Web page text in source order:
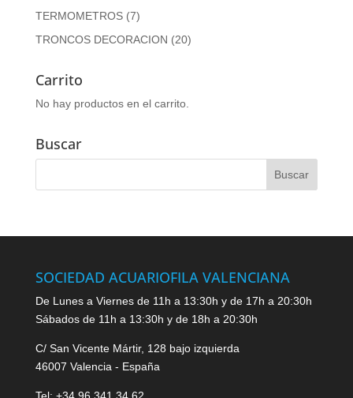
TERMOMETROS (7)
TRONCOS DECORACION (20)
Carrito
No hay productos en el carrito.
Buscar
SOCIEDAD ACUARIOFILA VALENCIANA
De Lunes a Viernes de 11h a 13:30h y de 17h a 20:30h
Sábados de 11h a 13:30h y de 18h a 20:30h
C/ San Vicente Mártir, 128 bajo izquierda
46007 Valencia - España